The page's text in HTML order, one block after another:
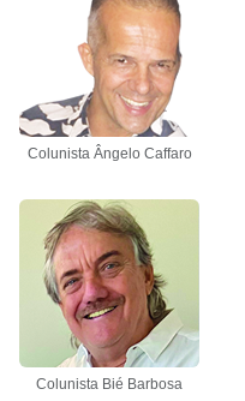
Colunista Ângelo Caffaro
Colunista Bié Barbosa